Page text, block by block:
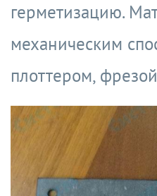
герметизацию.
механическим
плоттером,